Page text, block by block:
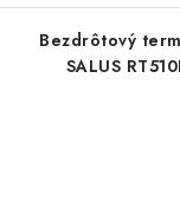
Bezdrôtový
SALUS